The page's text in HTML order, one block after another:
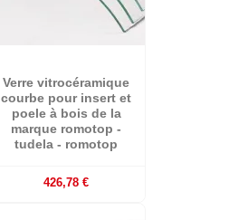
Verre vitrocéramique
courbe pour insert et
poele à bois de la
marque romotop -
tudela - romotop
426,78 €